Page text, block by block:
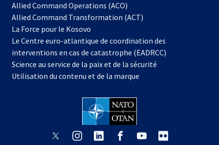
Allied Command Operations (ACO)
dans
nouvel
onglet
Allied Command Transformation (ACT)
La Force pour le Kosovo
dans
un
nouvel
onglet
Le Centre euro-atlantique de coordination des
interventions en cas de catastrophe (EADRCC)
Science au service de la paix et de la sécurité
Utilisation du contenu et de la marque
s’ouvres’ouvres’ouvres’ouvres’ouvre